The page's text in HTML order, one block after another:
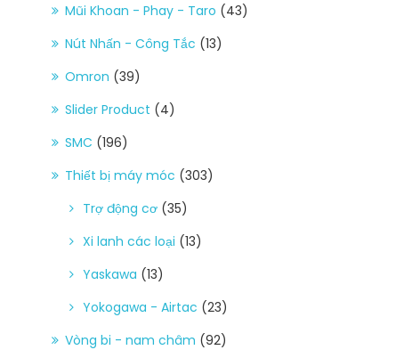
Mũi Khoan - Phay - Taro (43)
Nút Nhấn - Công Tắc (13)
Omron (39)
Slider Product (4)
SMC (196)
Thiết bị máy móc (303)
Trợ động cơ (35)
Xi lanh các loại (13)
Yaskawa (13)
Yokogawa - Airtac (23)
Vòng bi - nam châm (92)